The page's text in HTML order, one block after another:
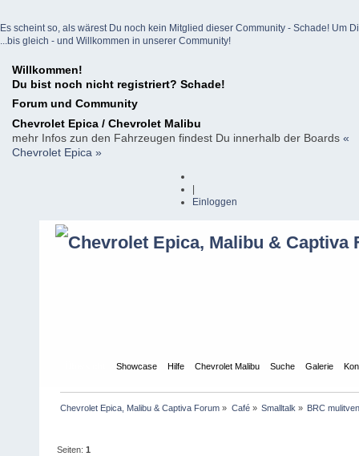
Es scheint so, als wärest Du noch kein Mitglied dieser Community - Schade! Um
...bis gleich - und Willkommen in unserer Community!
Willkommen!
Du bist noch nicht registriert? Schade!
Forum und Community
Chevrolet Epica / Chevrolet Malibu
mehr Infos zun den Fahrzeugen findest Du innerhalb der Boards «
Chevrolet Epica »
Einloggen
Showcase Hilfe Chevrolet Malibu Suche Galerie
Chevrolet Epica, Malibu & Captiva Forum » Café» Smalltalk » BRC
Seiten:1